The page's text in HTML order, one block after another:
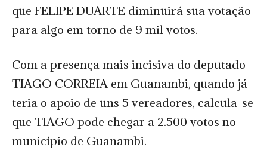
que FELIPE DUARTE diminuirá sua votação
para algo em torno de 9 mil votos.
Com a presença mais incisiva do deputado
TIAGO CORREIA em Guanambi, quando já
teria o apoio de uns 5 vereadores, calcula-se
que TIAGO pode chegar a 2.500 votos no
município de Guanambi.